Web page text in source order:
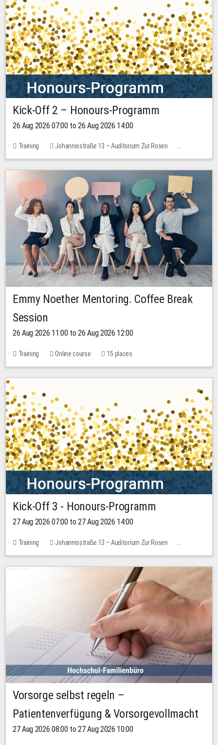
Kick-Off 2 – Honours-Programm
26 Aug 2026 07:00 to 26 Aug 2026 14:00
Training
Johannisstraße 13 – Auditorium Zur Rosen
No free places
Emmy Noether Mentoring. Coffee Break
Session
26 Aug 2026 11:00 to 26 Aug 2026 12:00
Training Online course 15 places
Kick-Off 3 - Honours-Programm
27 Aug 2026 07:00 to 27 Aug 2026 14:00
Training
Johannisstraße 13 – Auditorium Zur Rosen
11 places
Vorsorge selbst regeln –
Patientenverfügung & Vorsorgevollmacht
27 Aug 2026 08:00 to 27 Aug 2026 10:00